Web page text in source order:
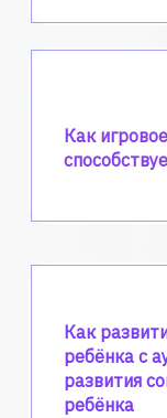
Как
Как
ребёнка с
развития
ребёнка